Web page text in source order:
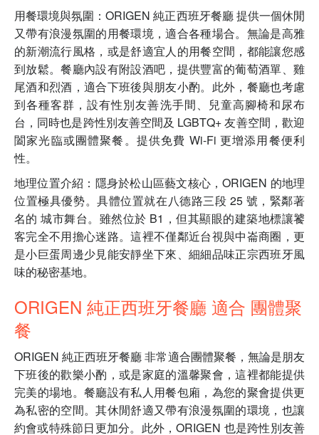
用餐環境與氛圍：ORIGEN 純正西班牙餐廳 提供一個休閒
又帶有浪漫氛圍的用餐環境，適合各種場合。無論是高雅
的新潮流行風格，或是舒適宜人的用餐空間，都能讓您感
到放鬆。餐廳內設有附設酒吧，提供豐富的葡萄酒單、雞
尾酒和烈酒，適合下班後與朋友小酌。此外，餐廳也考慮
到各種客群，設有性別友善洗手間、兒童高腳椅和尿布
台，同時也是跨性別友善空間及 LGBTQ+ 友善空間，歡迎
闔家光臨或團體聚餐。提供免費 Wi-Fi 更增添用餐便利
性。
地理位置介紹：隱身於松山區藝文核心，ORIGEN 的地理
位置極具優勢。具體位置就在八德路三段 25 號，緊鄰著
名的 城市舞台。雖然位於 B1，但其顯眼的建築地標讓饕
客完全不用擔心迷路。這裡不僅鄰近台視與中崙商圈，更
是小巨蛋周邊少見能安靜坐下來、細細品味正宗西班牙風
味的秘密基地。
ORIGEN 純正西班牙餐廳 適合 團體聚
餐
ORIGEN 純正西班牙餐廳 非常適合團體聚餐，無論是朋友
下班後的歡樂小酌，或是家庭的溫馨聚會，這裡都能提供
完美的場地。餐廳設有私人用餐包廂，為您的聚會提供更
為私密的空間。其休閒舒適又帶有浪漫氛圍的環境，也讓
約會或特殊節日更加分。此外，ORIGEN 也是跨性別友善